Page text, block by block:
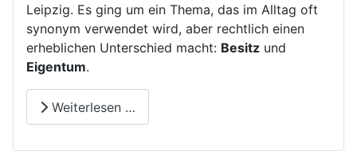
Leipzig. Es ging um ein Thema, das im Alltag oft
synonym verwendet wird, aber rechtlich einen
erheblichen Unterschied macht: Besitz und
Eigentum.
Weiterlesen …